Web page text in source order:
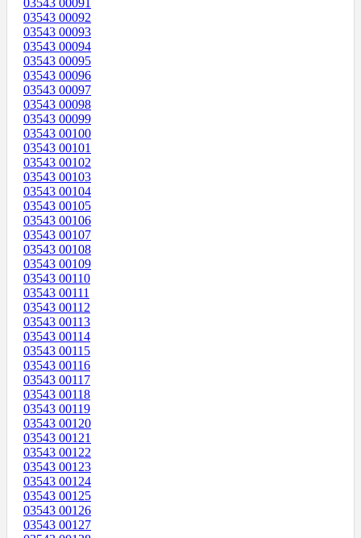
03543 00091
03543 00092
03543 00093
03543 00094
03543 00095
03543 00096
03543 00097
03543 00098
03543 00099
03543 00100
03543 00101
03543 00102
03543 00103
03543 00104
03543 00105
03543 00106
03543 00107
03543 00108
03543 00109
03543 00110
03543 00111
03543 00112
03543 00113
03543 00114
03543 00115
03543 00116
03543 00117
03543 00118
03543 00119
03543 00120
03543 00121
03543 00122
03543 00123
03543 00124
03543 00125
03543 00126
03543 00127